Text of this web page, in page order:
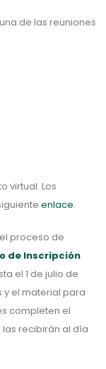
de las reuniones
virtual. Los
enlace.
proceso de
de Inscripción
el 1 de julio de
y el material para
completen el
recibirán al día